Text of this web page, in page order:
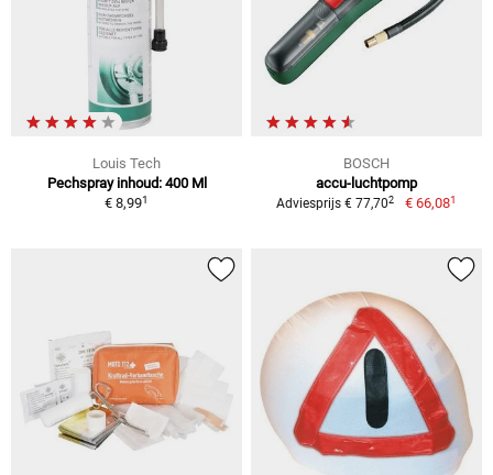
Louis Tech
Pechspray inhoud: 400 Ml
€ 8,991
BOSCH
accu-luchtpomp
Adviesprijs € 77,702 € 66,081